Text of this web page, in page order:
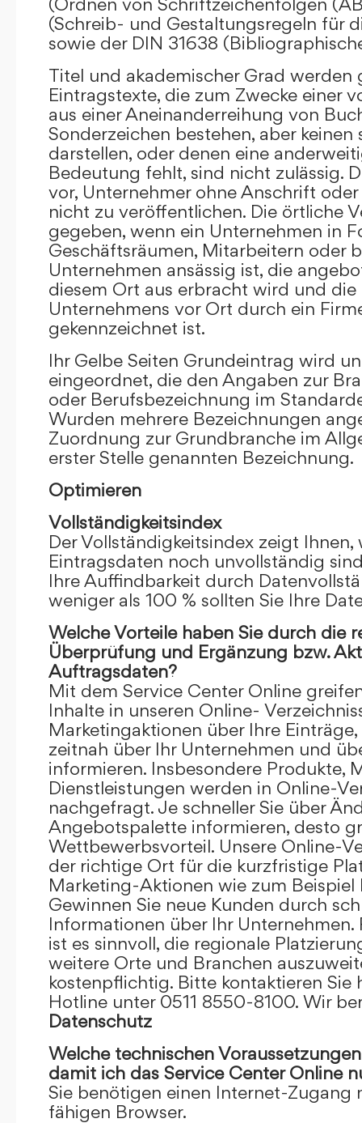
(Schreib- und Gestaltungsregeln für
sowie der DIN 31638
Titel und akademischer Grad werden
Eintragstexte, die zum Zwecke einer
aus einer Aneinanderreihung von
Sonderzeichen bestehen, aber keinen
darstellen, oder denen eine
Bedeutung fehlt, sind nicht zulässig.
vor, Unternehmer ohne Anschrift
nicht zu veröffentlichen. Die örtliche
gegeben, wenn ein Unternehmen in
Geschäftsräumen, Mitarbeitern oder
Unternehmen ansässig ist, die
diesem Ort aus erbracht wird und die
Unternehmens vor Ort durch ein
gekennzeichnet ist.
Ihr Gelbe Seiten Grundeintrag wird
eingeordnet, die den Angaben zur
oder Berufsbezeichnung im
Wurden mehrere Bezeichnungen
Zuordnung zur Grundbranche im
erster Stelle genannten Bezeichnung.
Optimieren
Vollständigkeitsindex
Der Vollständigkeitsindex zeigt
Eintragsdaten noch unvollständig
Ihre Auffindbarkeit durch
weniger als 100 % sollten Sie Ihre
Welche Vorteile haben Sie durch die
Überprüfung und Ergänzung bzw.
Auftragsdaten?
Mit dem Service Center Online
Inhalte in unseren Online-
Marketingaktionen über Ihre
zeitnah über Ihr Unternehmen und
informieren. Insbesondere Produkte,
Dienstleistungen werden in Online-
nachgefragt. Je schneller Sie über
Angebotspalette informieren, desto
Wettbewerbsvorteil. Unsere Online-
der richtige Ort für die kurzfristige
Marketing-Aktionen wie zum Beispiel
Gewinnen Sie neue Kunden durch
Informationen über Ihr Unternehmen.
ist es sinnvoll, die regionale
weitere Orte und Branchen
kostenpflichtig. Bitte kontaktieren Sie
Hotline unter 0511 8550-8100. Wir
Datenschutz
Welche technischen
damit ich das Service Center Online
Sie benötigen einen Internet-Zugang
fähigen Browser.